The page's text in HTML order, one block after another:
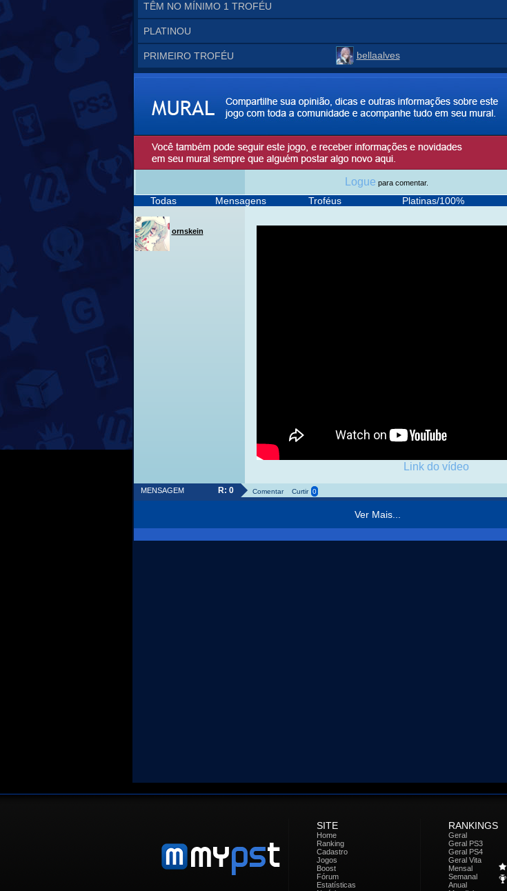
TÊM NO MÍNIMO 1 TROFÉU
PLATINOU
PRIMEIRO TROFÉU bellaalves
Logue para comentar.
Todas Mensagens Troféus Platinas/100%
ornskein
Link do vídeo
MENSAGEM R: 0 Comentar Curtir 0
Ver Mais...
SITE RANKINGS
Home
Ranking
Cadastro
Jogos
Boost
Fórum
Estatísticas
Geral
Geral PS3
Geral PS4
Geral Vita
Mensal
Semanal
Anual